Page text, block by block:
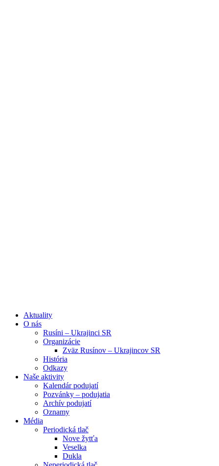
Aktuality
O nás
Rusíni – Ukrajinci SR
Organizácie
Zväz Rusínov – Ukrajincov SR
História
Odkazy
Naše aktivity
Kalendár podujatí
Pozvánky – podujatia
Archív podujatí
Oznamy
Média
Periodická tlač
Nove žytťa
Veselka
Dukla